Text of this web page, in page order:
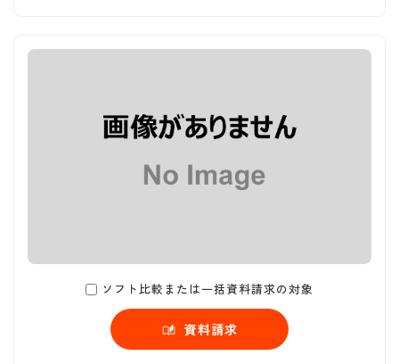
ソフト比較または一括資料請求の対象
資料請求